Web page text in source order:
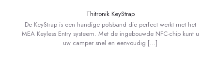
Thitronik KeyStrap
De KeyStrap is een handige polsband die perfect werkt met het
MEA Keyless Entry systeem. Met de ingebouwde NFC-chip kunt u
uw camper snel en eenvoudig […]